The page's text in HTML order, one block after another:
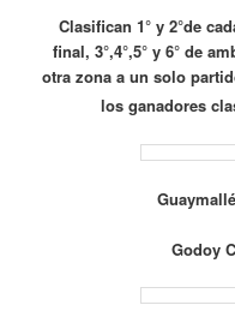
Clasifican 1° y 2°de
final, 3°,4°,5° y 6° de
otra zona a un solo
los ganadores
Godoy